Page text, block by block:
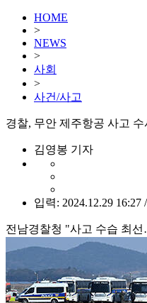
HOME
>
NEWS
>
사회
>
사건/사고
경찰, 무안 제주항공 사고
김영봉 기자
입력: 2024.12.29 16:27
전남경찰청 "사고 수습 최